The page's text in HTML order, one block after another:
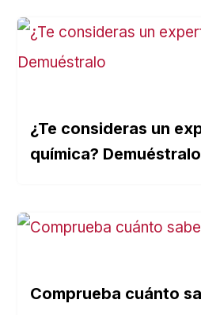
¿Te consideras un
química? Demuéstralo
Comprueba cuánto